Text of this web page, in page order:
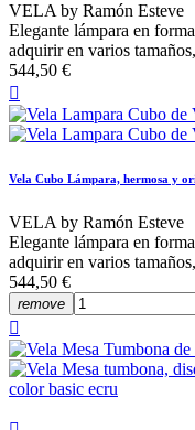
VELA by Ramón Esteve
Elegante lámpara en
adquirir en varios
544,50 €

Vela Cubo Lámpara, hermosa y
VELA by Ramón Esteve
Elegante lámpara en
adquirir en varios
544,50 €
remove
